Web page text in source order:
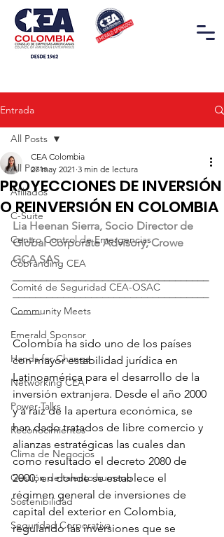
Entrada
All Posts
Afiliados
C-Suite
Centro Control de Emergencias
Cobranding CEA
Comité de Seguridad CEA-OSAC
Community Meets
Emerald Sponsor
Hands for Change
Networking CEA
Power Talks
Reconocimientos
Clima de Negocios
Gestión de talento humano
Sostenibilidad
Seguridad Corporativa
All Posts
PROYECCIONES DE INVERSIÓN
O REINVERSIÓN EN COLOMBIA
CEA Colombia
27 may 2021 3 min de lectura
Lia Heenan Sierra, Socio Director de
Global Corporate Advisory, Crowe
GCA SAS
___________________________________
_____
Colombia ha sido uno de los países
con mayor estabilidad jurídica en
Latinoamérica para el desarrollo de la
inversión extranjera. Desde el año 2000
y a raíz de la apertura económica, se
han dado tratados de libre comercio y
alianzas estratégicas las cuales dan
como resultado el decreto 2080 de
2000, en donde se establece el
régimen general de inversiones de
capital del exterior en Colombia,
regulando las inversiones que se